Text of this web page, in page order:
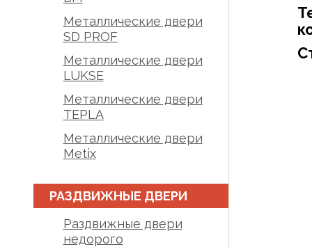
Металлические двери
SD PROF
Металлические двери
LUKSE
Металлические двери
TEPLA
Металлические двери
Metix
РАЗДВИЖНЫЕ ДВЕРИ
Раздвижные двери
недорого